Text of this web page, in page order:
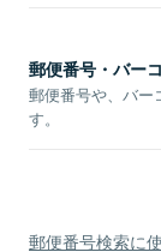
郵便番号・バー
郵便番号や、バー
す。
郵便番号検索に